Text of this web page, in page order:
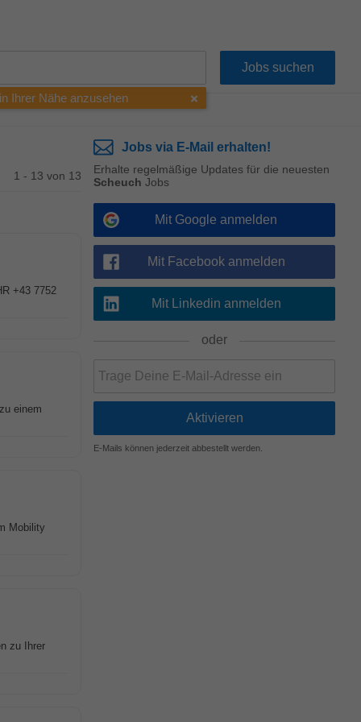
Ihrer Nähe anzusehen
1 - 13 von 13
+43 7752
einem
Mobility
zu Ihrer
Jobs via E-Mail erhalten!
Erhalte regelmäßige Updates für die neuesten
Scheuch Jobs
Mit Google anmelden
Mit Facebook anmelden
Mit Linkedin anmelden
oder
E-Mails können jederzeit abbestellt werden.